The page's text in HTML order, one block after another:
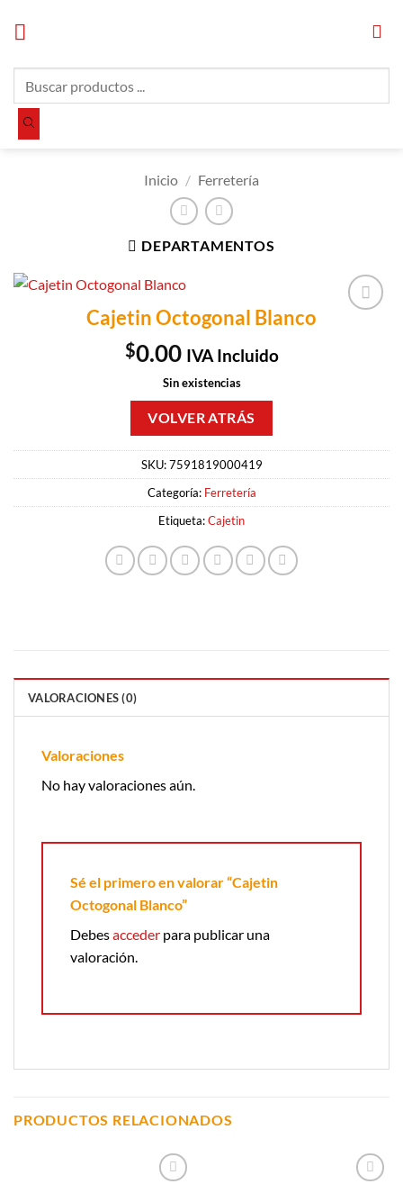
productos
Inicio / Ferretería
DEPARTAMENTOS
Cajetin Octogonal Blanco
$0.00 IVA Incluido
Sin existencias
SKU:7591819000419
Categoría: Ferretería
Etiqueta:Cajetin
VALORACIONES (0)
Valoraciones
No hay valoraciones aún.
Sé el primero en valorar “Cajetin
Octogonal Blanco”
Debesacceder para publicar una
valoración.
PRODUCTOS RELACIONADOS